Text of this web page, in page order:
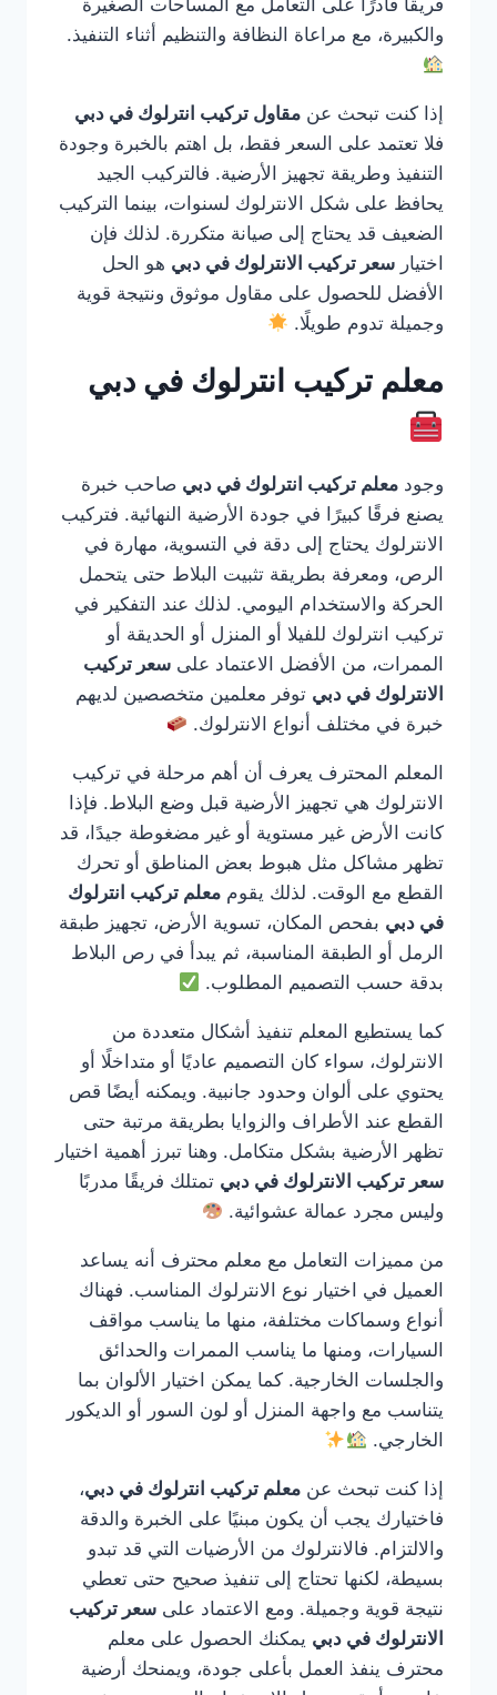
فريقًا قادرًا على التعامل مع المساحات الصغيرة
والكبيرة، مع مراعاة النظافة والتنظيم أثناء التنفيذ.
إذا كنت تبحث عن مقاول تركيب انترلوك في دبي
فلا تعتمد على السعر فقط، بل اهتم بالخبرة وجودة
التنفيذ وطريقة تجهيز الأرضية. فالتركيب الجيد
يحافظ على شكل الانترلوك لسنوات، بينما التركيب
الضعيف قد يحتاج إلى صيانة متكررة. لذلك فإن
اختيار سعر تركيب الانترلوك في دبي هو الحل
الأفضل للحصول على مقاول موثوق ونتيجة قوية
وجميلة تدوم طويلًا.
معلم تركيب انترلوك في دبي
وجود معلم تركيب انترلوك في دبي صاحب خبرة
يصنع فرقًا كبيرًا في جودة الأرضية النهائية. فتركيب
الانترلوك يحتاج إلى دقة في التسوية، مهارة في
الرص، ومعرفة بطريقة تثبيت البلاط حتى يتحمل
الحركة والاستخدام اليومي. لذلك عند التفكير في
تركيب انترلوك للفيلا أو المنزل أو الحديقة أو
الممرات، من الأفضل الاعتماد على سعر تركيب
الانترلوك في دبي توفر معلمين متخصصين لديهم
خبرة في مختلف أنواع الانترلوك.
المعلم المحترف يعرف أن أهم مرحلة في تركيب
الانترلوك هي تجهيز الأرضية قبل وضع البلاط. فإذا
كانت الأرض غير مستوية أو غير مضغوطة جيدًا، قد
تظهر مشاكل مثل هبوط بعض المناطق أو تحرك
القطع مع الوقت. لذلك يقوم معلم تركيب انترلوك
في دبي بفحص المكان، تسوية الأرض، تجهيز طبقة
الرمل أو الطبقة المناسبة، ثم يبدأ في رص البلاط
بدقة حسب التصميم المطلوب.
كما يستطيع المعلم تنفيذ أشكال متعددة من
الانترلوك، سواء كان التصميم عاديًا أو متداخلًا أو
يحتوي على ألوان وحدود جانبية. ويمكنه أيضًا قص
القطع عند الأطراف والزوايا بطريقة مرتبة حتى
تظهر الأرضية بشكل متكامل. وهنا تبرز أهمية اختيار
سعر تركيب الانترلوك في دبي تمتلك فريقًا مدربًا
وليس مجرد عمالة عشوائية.
من مميزات التعامل مع معلم محترف أنه يساعد
العميل في اختيار نوع الانترلوك المناسب. فهناك
أنواع وسماكات مختلفة، منها ما يناسب مواقف
السيارات، ومنها ما يناسب الممرات والحدائق
والجلسات الخارجية. كما يمكن اختيار الألوان بما
يتناسب مع واجهة المنزل أو لون السور أو الديكور
الخارجي.
إذا كنت تبحث عن معلم تركيب انترلوك في دبي،
فاختيارك يجب أن يكون مبنيًا على الخبرة والدقة
والالتزام. فالانترلوك من الأرضيات التي قد تبدو
بسيطة، لكنها تحتاج إلى تنفيذ صحيح حتى تعطي
نتيجة قوية وجميلة. ومع الاعتماد على سعر تركيب
الانترلوك في دبي يمكنك الحصول على معلم
محترف ينفذ العمل بأعلى جودة، ويمنحك أرضية